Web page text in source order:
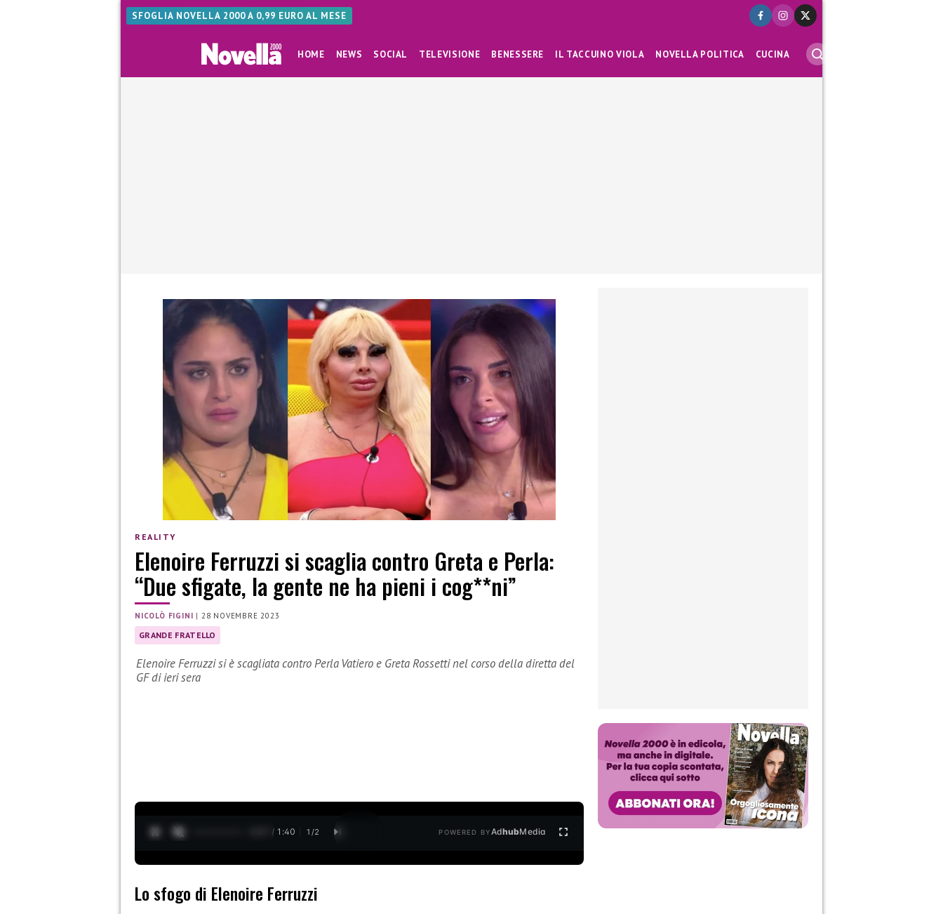
SFOGLIA NOVELLA 2000 A 0,99 EURO AL MESE
HOME NEWS SOCIAL TELEVISIONE BENESSERE IL TACCUINO VIOLA NOVELLA POLITICA CUCINA
REALITY
Elenoire Ferruzzi si scaglia contro Greta e Perla:
“Due sfigate, la gente ne ha pieni i cog**ni”
NICOLÒ FIGINI | 28 NOVEMBRE 2023
GRANDE FRATELLO
Elenoire Ferruzzi si è scagliata contro Perla Vatiero e Greta Rossetti nel corso della diretta del
GF di ieri sera
0:28 / 1:40 1 /2 POWERED BYAdhubMedia
Lo sfogo di Elenoire Ferruzzi